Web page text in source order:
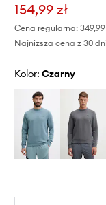
154,99 zł
Cena regularna: 349,99
Najniższa cena z 30
Kolor: czarny